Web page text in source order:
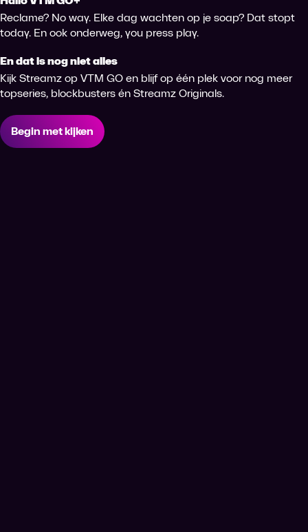
Reclame? No way. Elke dag wachten op je soap? Dat stopt
today. En ook onderweg, you press play.
En dat is nog niet alles
Kijk Streamz op VTM GO en blijf op één plek voor nog meer
topseries, blockbusters én Streamz Originals.
Begin met kijken